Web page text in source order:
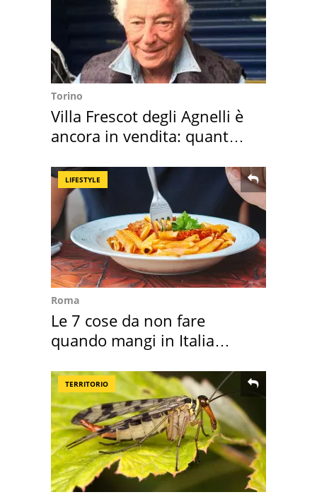
Torino
Villa Frescot degli Agnelli è
ancora in vendita: quanto
LIFESTYLE
Roma
Le 7 cose da non fare
quando mangi in Italia
TERRITORIO